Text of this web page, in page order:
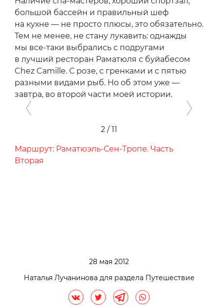
массажей у Тьери, плюс не удержалась
от баночки La Mer, но не крема, который
слишком тяжелый для лета, а увлажняющей
эмульсии.
Надо сказать, фотографии «до» этой поездки
и «после» лишний раз напомнили нам
о главном правиле: сегодня выбирать место
для отдыха нужно не только
по расположению к морю или размеру сьюта.
Наличие спа-мастеров, хороший спортзал,
большой бассейн и правильный шеф
Тем не менее, не стану лукавить: однажды
мы все-таки выбрались с подругами